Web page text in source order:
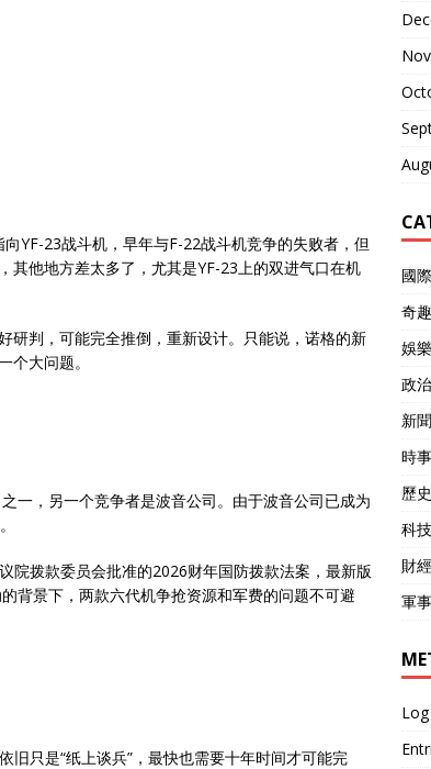
YF-23战斗机，早年与F-22战斗机竞争的失败者，但
其他地方差太多了，尤其是YF-23上的双进气口在机
研判，可能完全推倒，重新设计。只能说，诺格的新
大问题。
一，另一个竞争者是波音公司。由于波音公司已成为
院拨款委员会批准的2026财年国防拨款法案，最新版
背景下，两款六代机争抢资源和军费的问题不可避
旧只是“纸上谈兵”，最快也需要十年时间才可能完
國際
奇趣
娛樂
政治
新聞
時事
歷史
科技
財經
軍事